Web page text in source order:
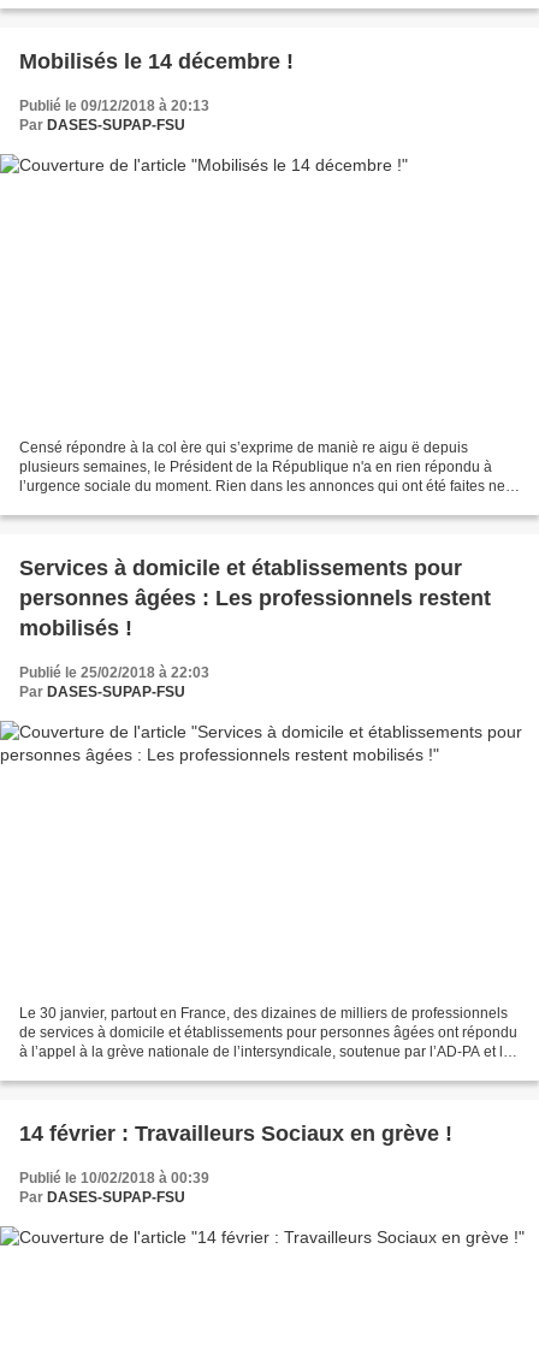
Mobilisés le 14 décembre !
Publié le 09/12/2018 à 20:13
Par DASES-SUPAP-FSU
Censé répondre à la col ère qui s’exprime de maniè re aigu ë depuis
plusieurs semaines, le Président de la République n'a en rien répondu à
l’urgence sociale du moment. Rien dans les annonces qui ont été faites ne
Services à domicile et établissements pour
personnes âgées : Les professionnels restent
mobilisés !
Publié le 25/02/2018 à 22:03
Par DASES-SUPAP-FSU
Le 30 janvier, partout en France, des dizaines de milliers de professionnels
de services à domicile et établissements pour personnes âgées ont répondu
à l’appel à la grève nationale de l’intersyndicale, soutenue par l’AD-PA et les
14 février : Travailleurs Sociaux en grève !
Publié le 10/02/2018 à 00:39
Par DASES-SUPAP-FSU